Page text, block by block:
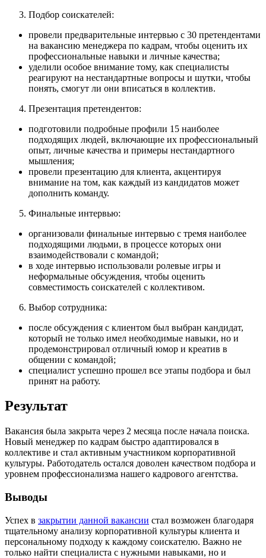
Подбор соискателей:
провели предварительные интервью с 30 претендентами
на вакансию менеджера по кадрам, чтобы оценить их
профессиональные навыки и личные качества;
уделили особое внимание тому, как специалисты
реагируют на нестандартные вопросы и шутки, чтобы
понять, смогут ли они вписаться в коллектив.
Презентация претендентов:
подготовили подробные профили 15 наиболее
подходящих людей, включающие их профессиональный
опыт, личные качества и примеры нестандартного
мышления;
провели презентацию для клиента, акцентируя
внимание на том, как каждый из кандидатов может
дополнить команду.
Финальные интервью:
организовали финальные интервью с тремя наиболее
подходящими людьми, в процессе которых они
взаимодействовали с командой;
в ходе интервью использовали ролевые игры и
неформальные обсуждения, чтобы оценить
совместимость соискателей с коллективом.
Выбор сотрудника:
после обсуждения с клиентом был выбран кандидат,
который не только имел необходимые навыки, но и
продемонстрировал отличный юмор и креатив в
общении с командой;
специалист успешно прошел все этапы подбора и был
принят на работу.
Результат
Вакансия была закрыта через 2 месяца после начала поиска.
Новый менеджер по кадрам быстро адаптировался в
коллективе и стал активным участником корпоративной
культуры. Работодатель остался доволен качеством подбора и
уровнем профессионализма нашего кадрового агентства.
Выводы
Успех в закрытии данной вакансии стал возможен благодаря
тщательному анализу корпоративной культуры клиента и
персональному подходу к каждому соискателю. Важно не
только найти специалиста с нужными навыками, но и